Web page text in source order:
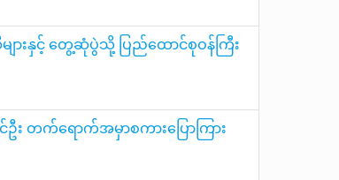
များနှင့် တွေ့ဆုံပွဲသို့ ပြည်ထောင်စုဝန်ကြီး
ဦး တက်ရောက်အမှာစကားပြောကြား